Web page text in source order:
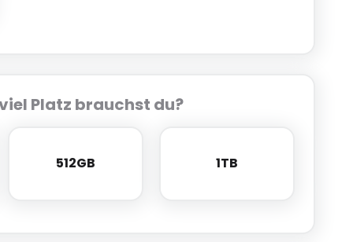
Platz brauchst du?
512GB
512GB 1TB
1TB